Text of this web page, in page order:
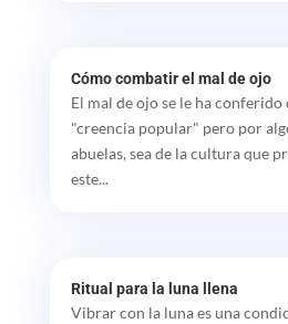
Cómo combatir el mal de ojo
El mal de ojo se le ha conferido
"creencia popular" pero por
abuelas, sea de la cultura que
este...
Ritual para la luna llena
Vibrar con la luna es una